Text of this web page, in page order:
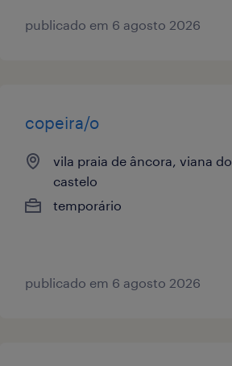
publicado em 6 agosto 2026
copeira/o
vila praia de âncora, viana do
castelo
temporário
publicado em 6 agosto 2026